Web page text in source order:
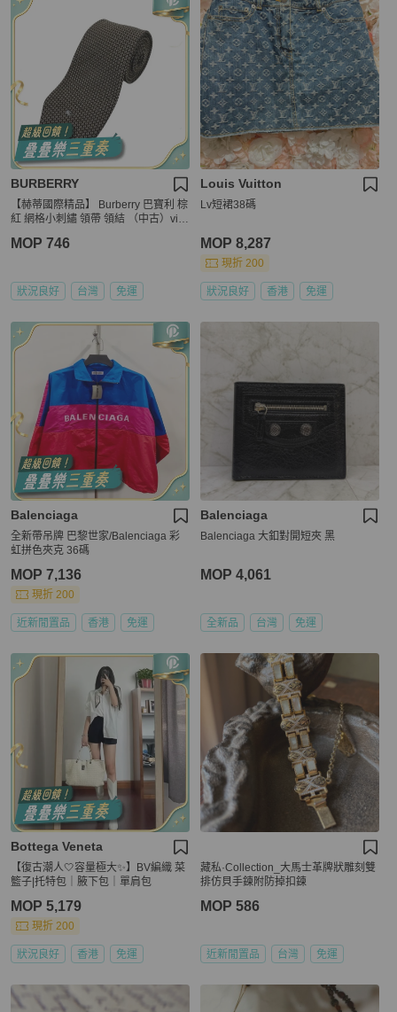
BURBERRY
【赫蒂國際精品】 Burberry 巴寶利 棕
紅 網格小刺繡 領帶 領結 （中古）vint
MOP 746
狀況良好 台灣 免運
Louis Vuitton
Lv短裙38碼
MOP 8,287
現折 200
狀況良好 香港 免運
Balenciaga
全新帶吊牌 巴黎世家/Balenciaga 彩
虹拼色夾克 36碼
MOP 7,136
現折 200
近新閒置品 香港 免運
Balenciaga
Balenciaga 大釦對開短夾 黑
MOP 4,061
全新品 台灣 免運
Bottega Veneta
【復古潮人🤍容量極大✨】BV編織 菜
籃子|托特包｜腋下包｜單肩包
MOP 5,179
現折 200
狀況良好 香港 免運
藏私·Collection_大馬士革牌狀雕刻雙
排仿貝手鍊附防掉扣鍊
MOP 586
近新閒置品 台灣 免運